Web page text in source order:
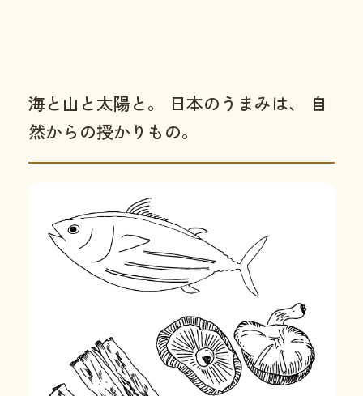
海と山と太陽と。 日本のうまみは、 自
然からの授かりもの。